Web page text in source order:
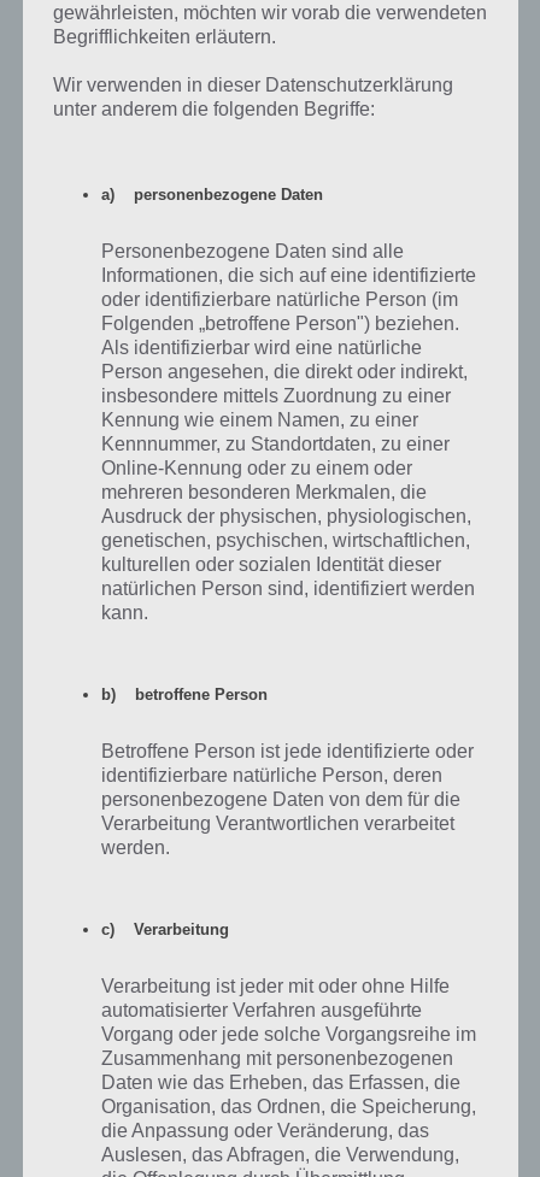
100 Escapers Level 13 Lösung
100 Escapers Level 14 Lösung
Die Lösung zu Level 14 von 100 Escapers ist dagegen wieder etwas
einfacher. Von der Tür aus gehen wir einmal nach rechts und öffnen
den Schrank und entnehmen dort das Glasschneidewerkezug. Gehe
zur Lösung von Level 14 von 100 Escapers erneut nach rechts. Nimm
vom Fensterbrett den Würfel auf und nutze das
Öffne dort ebenfalls den Schrank und hole dir Zange raus. In der
kneifst du beim Käfig rechts ein Stück Holz raus. Außerdem
verbindest du Zange und Würfel.
Die Lösung lautet nun wie folgt: Wir verbinden Glas und
Schweißerhelm sowie den offenen Wüfel mit dem Holz. Diese beiden
roten Hebel. Das war die Lösung zu Level 14 von 100 Escapers. Hier
noch ein Screenshot:
gewährleisten, möchten wir vorab die verwendeten
Begrifflichkeiten erläutern.
Wir verwenden in dieser Datenschutzerklärung
unter anderem die folgenden Begriffe:
a) personenbezogene Daten
Personenbezogene Daten sind alle
Informationen, die sich auf eine identifizierte
oder identifizierbare natürliche Person (im
Folgenden „betroffene Person") beziehen.
Als identifizierbar wird eine natürliche
Person angesehen, die direkt oder indirekt,
insbesondere mittels Zuordnung zu einer
Kennung wie einem Namen, zu einer
Kennnummer, zu Standortdaten, zu einer
Online-Kennung oder zu einem oder
mehreren besonderen Merkmalen, die
Ausdruck der physischen, physiologischen,
genetischen, psychischen, wirtschaftlichen,
kulturellen oder sozialen Identität dieser
natürlichen Person sind, identifiziert werden
kann.
b) betroffene Person
Betroffene Person ist jede identifizierte oder
identifizierbare natürliche Person, deren
personenbezogene Daten von dem für die
Verarbeitung Verantwortlichen verarbeitet
werden.
c) Verarbeitung
Verarbeitung ist jeder mit oder ohne Hilfe
automatisierter Verfahren ausgeführte
Vorgang oder jede solche Vorgangsreihe im
Zusammenhang mit personenbezogenen
Daten wie das Erheben, das Erfassen, die
Organisation, das Ordnen, die Speicherung,
die Anpassung oder Veränderung, das
Auslesen, das Abfragen, die Verwendung,